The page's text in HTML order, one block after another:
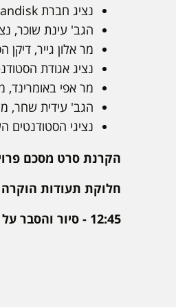
נציג חברת Sandisk
הגב' עינת שוכר,
מר אלון גייר, דיקן
נציג אגודת
מר אפי באומרינד,
הגב' עידית שחר,
נציגי הסטודנטים
הקרנת סרט מסכם
חלוקת תעודות
12:45 - סיור והסבר על פרויקט המיגוניות